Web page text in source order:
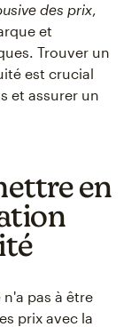
des prix,
et
Trouver un
est crucial
et assurer un
en
pas à être
prix avec la